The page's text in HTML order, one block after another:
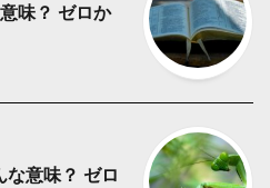
味？ ゼロか
意味？ ゼロ